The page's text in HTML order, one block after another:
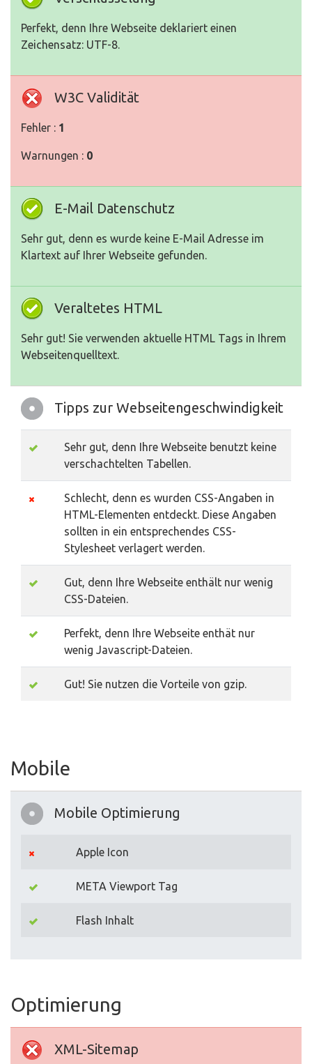
Perfekt, denn Ihre Webseite deklariert einen
Zeichensatz: UTF-8.
W3C Validität
Fehler : 1
Warnungen : 0
E-Mail Datenschutz
Sehr gut, denn es wurde keine E-Mail Adresse im
Klartext auf Ihrer Webseite gefunden.
Veraltetes HTML
Sehr gut! Sie verwenden aktuelle HTML Tags in Ihrem
Webseitenquelltext.
Tipps zur Webseitengeschwindigkeit
Sehr gut, denn Ihre Webseite benutzt keine
verschachtelten Tabellen.
Schlecht, denn es wurden CSS-Angaben in
HTML-Elementen entdeckt. Diese Angaben
sollten in ein entsprechendes CSS-
Stylesheet verlagert werden.
Gut, denn Ihre Webseite enthält nur wenig
CSS-Dateien.
Perfekt, denn Ihre Webseite enthät nur
wenig Javascript-Dateien.
Gut! Sie nutzen die Vorteile von gzip.
Mobile
Mobile Optimierung
Apple Icon
META Viewport Tag
Flash Inhalt
Optimierung
XML-Sitemap